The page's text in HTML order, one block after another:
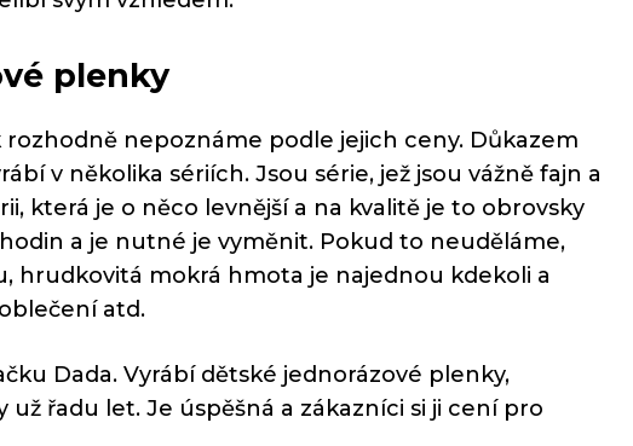
plenky
nepoznáme podle jejich ceny. Důkazem
v několika sériích. Jsou série, jež jsou vážně fajn a
která je o něco levnější a na kvalitě je to obrovsky
a je nutné je vyměnit. Pokud to neuděláme,
hrudkovitá mokrá hmota je najednou kdekoli a
atd.
Dada. Vyrábí dětské jednorázové plenky,
už řadu let. Je úspěšná a zákazníci si ji cení pro